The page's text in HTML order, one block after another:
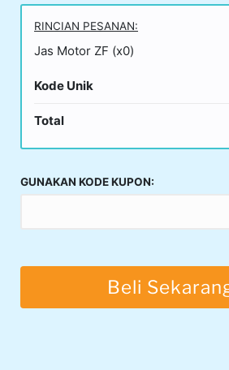
RINCIAN PESANAN:
Jas Motor ZF (x0)
Kode Unik
Total
GUNAKAN KODE KUPON:
Beli